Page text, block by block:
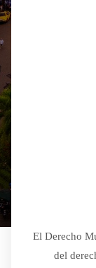
El Derecho
del